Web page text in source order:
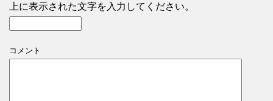
上に表示された文字を入力してください。
コメント